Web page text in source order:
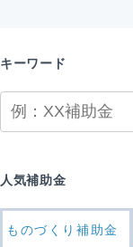
キーワード
人気補助金
ものづくり補助金